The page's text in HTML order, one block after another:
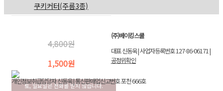
쿠키커터(주름3종)
4,800원
1,500원
토, 일요일은 전화를 받지 않습니다.
(주)베이킹스쿨
대표 신동욱 | 사업자등록번호 127-86-06171 |
공정위확인
개인정보취급담당자 신동욱 | 통신판매업신고번호 포천 666호